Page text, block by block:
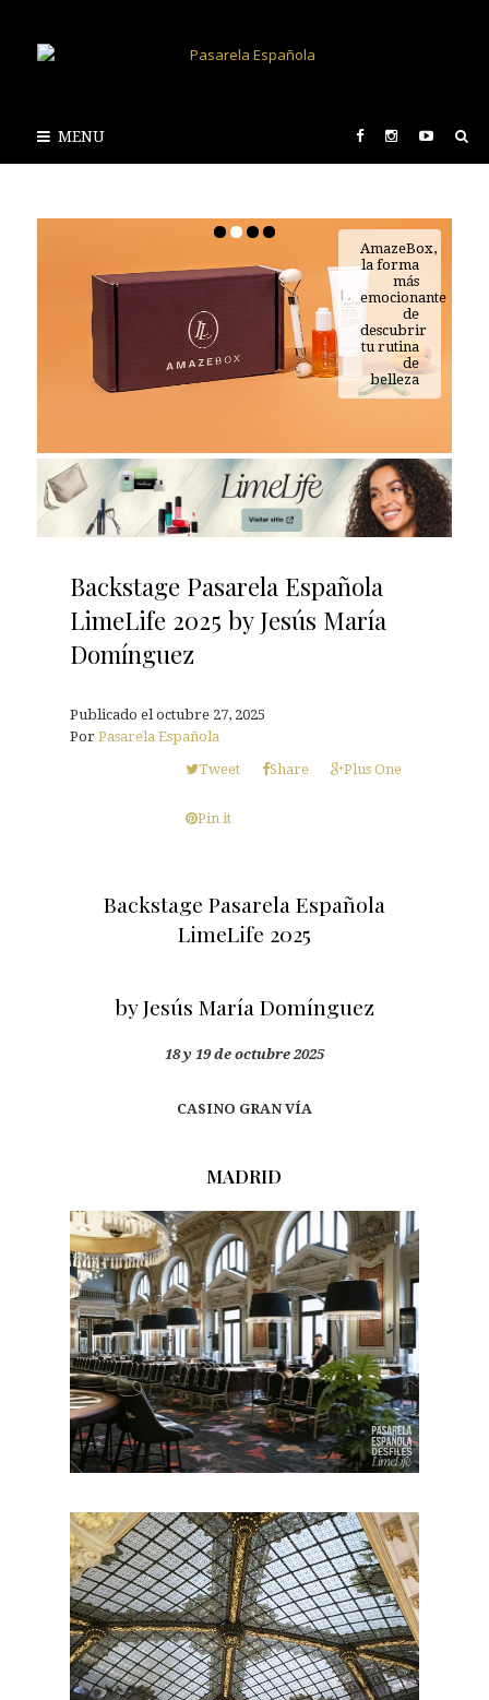
MENU
AmazeBox,
la forma
más
emocionante
de
descubrir
tu rutina
de
belleza
Backstage Pasarela Española
LimeLife 2025 by Jesús María
Domínguez
Publicado eloctubre 27, 2025
Por Pasarela Española
Tweet
Share Plus One
Pin it
Backstage Pasarela Española
LimeLife 2025
by Jesús María Domínguez
18 y 19 de octubre 2025
CASINO GRAN VÍA
MADRID